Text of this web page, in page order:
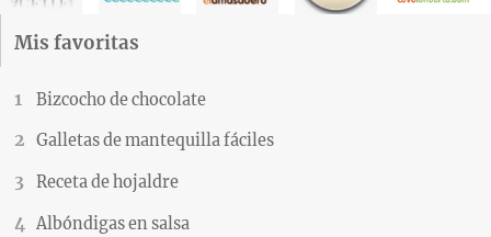
Mis favoritas
Bizcocho de chocolate
Galletas de mantequilla fáciles
Receta de hojaldre
Albóndigas en salsa